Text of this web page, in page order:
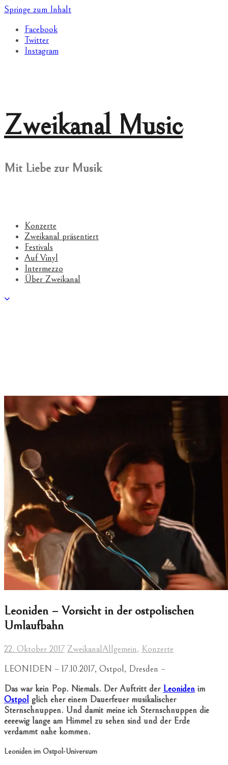
Springe zum Inhalt
Facebook
Twitter
Instagram
Zweikanal Music
Mit Liebe zur Musik
Konzerte
Zweikanal präsentiert
Festivals
Auf Vinyl
Intermezzo
Über Zweikanal
Leoniden – Vorsicht in der ostpolischen
Umlaufbahn
22. Oktober 2017 ZweikanalAllgemein, Konzerte
LEONIDEN – 17.10.2017, Ostpol, Dresden –
Das war kein Pop. Niemals. Der Auftritt der Leonidenim
Ostpol glich eher einem Dauerfeuer musikalischer
Sternschnuppen. Und damit meine ich Sternschnuppen die
eeeewig lange am Himmel zu sehen sind und der Erde
verdammt nahe kommen.
Leoniden im Ostpol-Universum